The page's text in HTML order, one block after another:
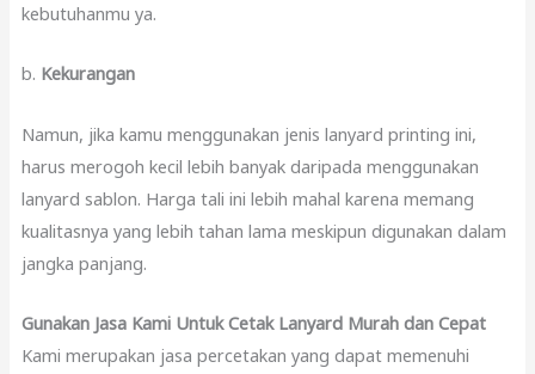
kebutuhanmu ya.
b. Kekurangan
Namun, jika kamu menggunakan jenis lanyard printing ini,
harus merogoh kecil lebih banyak daripada menggunakan
lanyard sablon. Harga tali ini lebih mahal karena memang
kualitasnya yang lebih tahan lama meskipun digunakan dalam
jangka panjang.
Gunakan Jasa Kami Untuk Cetak Lanyard Murah dan Cepat
Kami merupakan jasa percetakan yang dapat memenuhi